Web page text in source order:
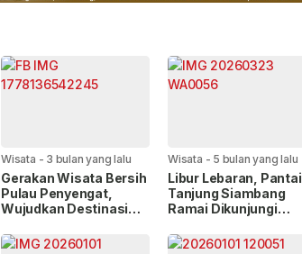
Wisata - 3 bulan yang lalu
Gerakan Wisata Bersih
Pulau Penyengat,
Wujudkan Destinasi
Wisata - 5 bulan yang lalu
Libur Lebaran, Pantai
Tanjung Siambang
Ramai Dikunjungi
Tingkatkan